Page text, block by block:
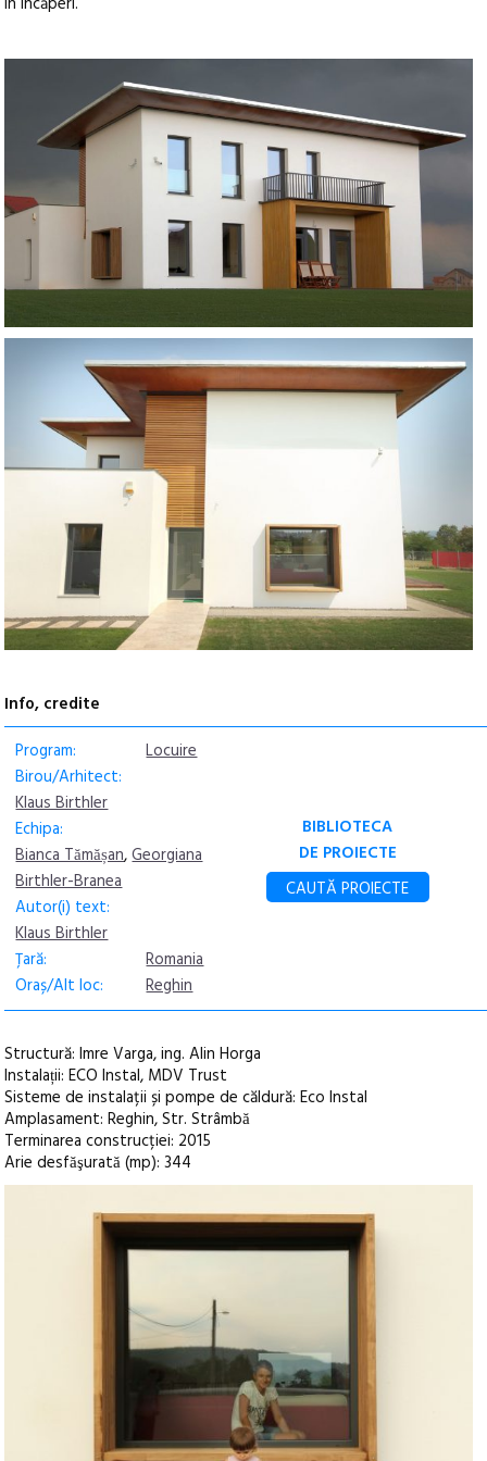
Info, credite
Program:
Locuire
Birou/Arhitect:
Klaus Birthler
Echipa:
Bianca Tămășan,Georgiana
Birthler-Branea
Autor(i) text:
Klaus Birthler
Țară:
Romania
Oraș/Alt loc:
Reghin
BIBLIOTECA
DE PROIECTE
CAUTĂ PROIECTE
Structură: Imre Varga, ing. Alin Horga
Instalații: ECO Instal, MDV Trust
Sisteme de instalații și pompe de căldură: Eco Instal
Amplasament: Reghin, Str. Strâmbă
Terminarea construcției: 2015
Arie desfăşurată (mp): 344